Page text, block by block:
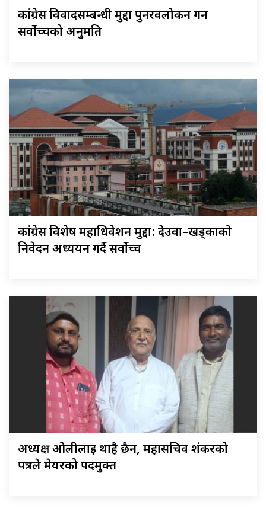
कांग्रेस विवादसम्बन्धी मुद्दा पुनरवलोकन गर्न
सर्वोच्चको अनुमति
कांग्रेस विशेष महाधिवेशन मुद्दा: देउवा–खड्काको
निवेदन अध्ययन गर्दै सर्वोच्च
अध्यक्ष ओलीलाई थाहै छैन, महासचिव शंकरको
पत्रले मेयरको पदमुक्त